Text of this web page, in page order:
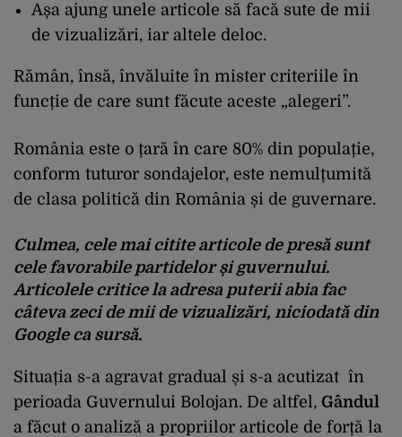
Așa ajung unele articole să facă sute de mii
de vizualizări, iar altele deloc.
Rămân, însă, învăluite în mister criteriile în
funcție de care sunt făcute aceste „alegeri”.
România este o țară în care 80% din populație,
conform tuturor sondajelor, este nemulțumită
de clasa politică din România și de guvernare.
Culmea, cele mai citite articole de presă sunt
cele favorabile partidelor și guvernului.
Articolele critice la adresa puterii abia fac
câteva zeci de mii de vizualizări, niciodată din
Googleca sursă.
Situația s-a agravat gradual și s-a acutizat în
perioada Guvernului Bolojan. De altfel, Gândul
a făcut o analiză a propriilor articole de forță la